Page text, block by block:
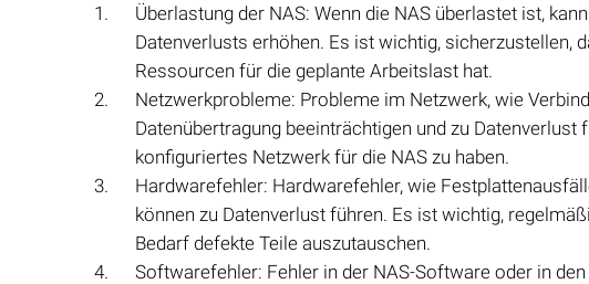
Überlastung der NAS: Wenn die NAS überlastet ist,
Datenverlusts erhöhen. Es ist wichtig, sicherzustellen,
Ressourcen für die geplante Arbeitslast hat.
Netzwerkprobleme: Probleme im Netzwerk, wie
Datenübertragung beeinträchtigen und zu
konfiguriertes Netzwerk für die NAS zu haben.
Hardwarefehler: Hardwarefehler, wie
können zu Datenverlust führen. Es ist wichtig,
Bedarf defekte Teile auszutauschen.
Softwarefehler: Fehler in der NAS-Software oder in